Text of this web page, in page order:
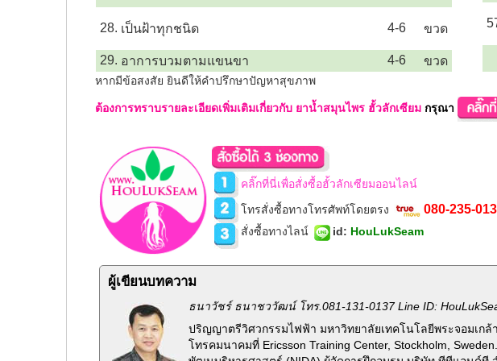
28. เป็นฝ้าทุกชนิด 4-6 ขวด
29. อาการบวมตามแขนขา 4-6 ขวด
หากมีข้อสงสัย ยินดีให้คำปรึกษาปัญหาสุขภาพ
ต้องการทราบรายละเอียดเพิ่มเติมเกี่ยวกับ ยาน้ำสมุนไพร ฮั้วลักเซียม กรุณา
คลิ๊กที่นี่เพื่อสั่งซื้อฮั้วลักเซียมออนไลน์
โทรสั่งซื้อทางโทรศัพท์โดยตรง
080-235-
สั่งซื้อทางไลน์ id: HouLukSeam
ผู้เขียนบทความ
ธนาวัชร์ ธนาชววัฒน์ โทร.081-131-0137 Line ID:
ปริญญาตรีวิศวกรรมไฟฟ้า มหาวิทยาลัยเทคโนโลยีพระจอมเก
โทรคมนาคมที่ Ericsson Training Center, Stockholm,